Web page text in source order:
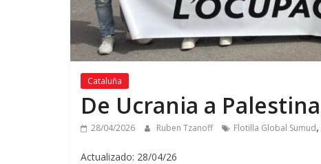
Cataluña
De Ucrania a Palestina
28/04/2026 Ruben Tzanoff Flotilla Global Sumud,
Actualizado: 28/04/26